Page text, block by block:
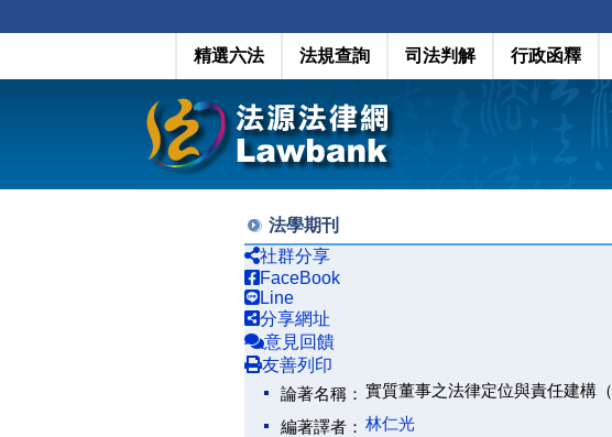
精選六法 法規查詢 司法判解 行政函釋
法學期刊
社群分享
FaceBook
Line
分享網址
意見回饋
友善列印
論著名稱： 實質董事之法律定位與責任建構（
編著譯者： 林仁光